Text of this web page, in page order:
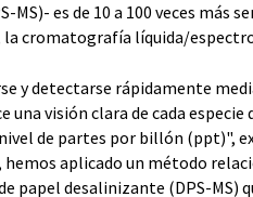
MS)- es de 10 a 100 veces más
la cromatografía líquida/
y detectarse rápidamente
visión clara de cada especie
de partes por billón (ppt)",
aplicado un método
papel desalinizante (DPS-MS)